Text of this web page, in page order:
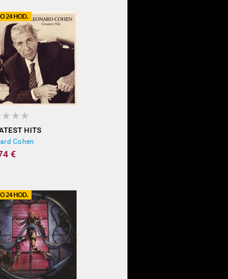
HITS
Cohen
€